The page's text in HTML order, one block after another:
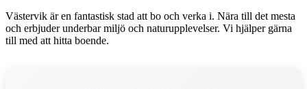
Västervik är en fantastisk stad att bo och verka i. Nära till det mesta
och erbjuder underbar miljö och naturupplevelser. Vi hjälper gärna
till med att hitta boende.